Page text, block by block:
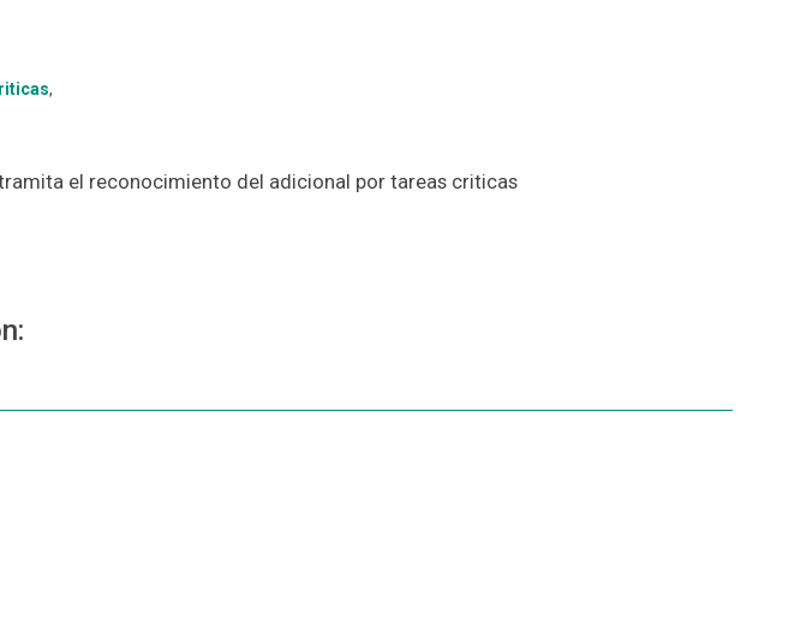
,
el reconocimiento del adicional por tareas criticas